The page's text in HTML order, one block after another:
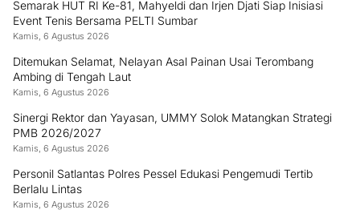
Semarak HUT RI Ke-81, Mahyeldi dan Irjen Djati Siap Inisiasi
Event Tenis Bersama PELTI Sumbar
Kamis, 6 Agustus 2026
Ditemukan Selamat, Nelayan Asal Painan Usai Terombang
Ambing di Tengah Laut
Kamis, 6 Agustus 2026
Sinergi Rektor dan Yayasan, UMMY Solok Matangkan Strategi
PMB 2026/2027
Kamis, 6 Agustus 2026
Personil Satlantas Polres Pessel Edukasi Pengemudi Tertib
Berlalu Lintas
Kamis, 6 Agustus 2026